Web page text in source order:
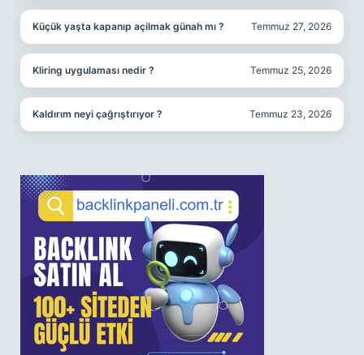
Küçük yaşta kapanıp açilmak günah mı ? Temmuz 27, 2026
Kliring uygulaması nedir ? Temmuz 25, 2026
Kaldırım neyi çağrıştırıyor ? Temmuz 23, 2026